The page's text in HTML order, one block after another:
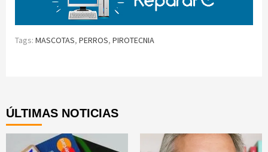
Tags: MASCOTAS, PERROS, PIROTECNIA
ÚLTIMAS NOTICIAS